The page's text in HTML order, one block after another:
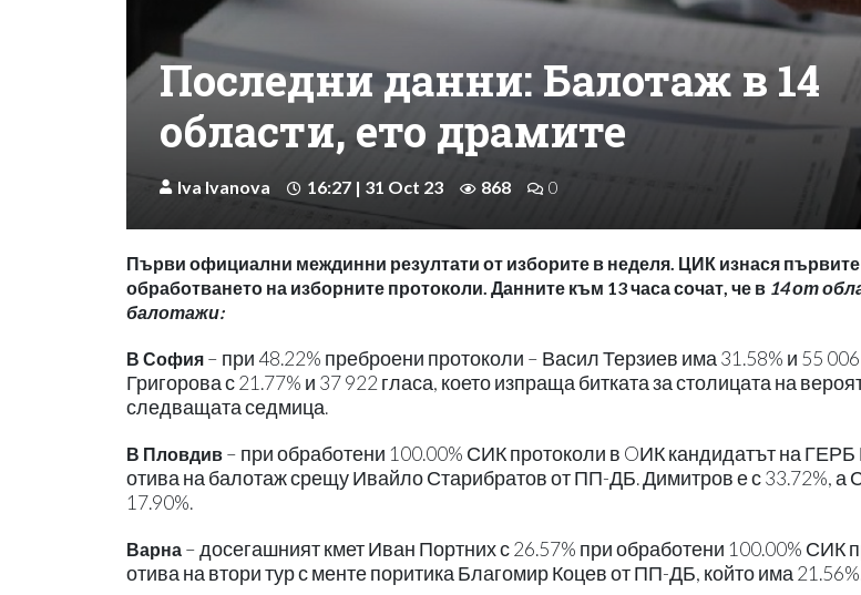
Последни данни: Балотаж в 14
области, ето драмите
Iva Ivanova 16:27 | 31 Oct 23 868 0
Първи официални междинни резултати от изборите в неделя. ЦИК изнася
обработването на изборните протоколи. Данните към 13 часа сочат, че в 14 от
балотажи:
В София – при 48.22% преброени протоколи – Васил Терзиев има 31.58% и 55
Григорова с 21.77% и 37 922 гласа, което изпраща битката за столицата на
следващата седмица.
В Пловдив – при обработени 100.00% СИК протоколи в OИК кандидатът на
отива на балотаж срещу Ивайло Старибратов от ПП-ДБ. Димитров е с 33.72%, а
17.90%.
Варна – досегашният кмет Иван Портних с 26.57% при обработени 100.00% СИК
отива на втори тур с менте поритика Благомир Коцев от ПП-ДБ, който има